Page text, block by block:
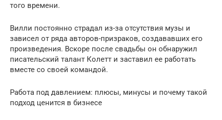
того времени.
Вилли постоянно страдал из-за отсутствия музы и
зависел от ряда авторов-призраков, создававших его
произведения. Вскоре после свадьбы он обнаружил
писательский талант Колетт и заставил ее работать
вместе со своей командой.
Работа под давлением: плюсы, минусы и почему такой
подход ценится в бизнесе